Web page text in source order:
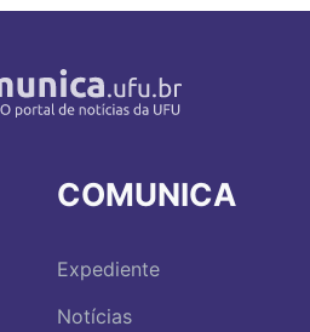
COMUNICA
Expediente
Notícias